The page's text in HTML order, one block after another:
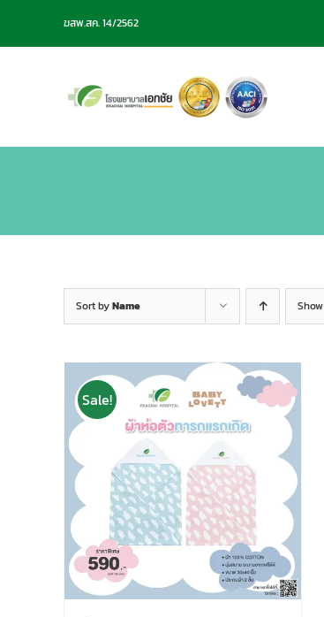
ฆสพ.สค. 14/2562
Sort byName Show
Sale!